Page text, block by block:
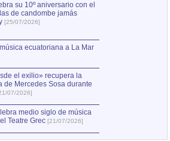
su 10º aniversario con el
de candombe jamás
[25/07/2026]
ecuatoriana a La Mar
el exilio» recupera la
de Mercedes Sosa durante
07/2026]
medio siglo de música
Teatre Grec [21/07/2026]